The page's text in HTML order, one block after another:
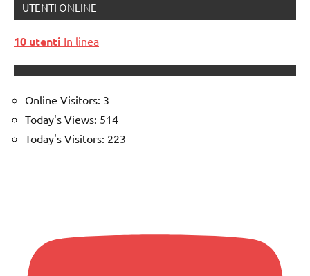
UTENTI ONLINE
10 utenti In linea
Online Visitors: 3
Today's Views: 514
Today's Visitors: 223